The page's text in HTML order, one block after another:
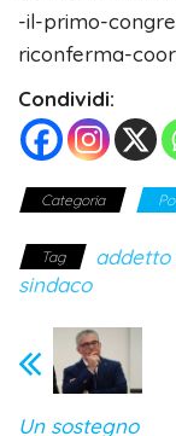
-il-primo-
riconferma-
Condividi:
Categoria
Tag addetto
sindaco
Un sostegno